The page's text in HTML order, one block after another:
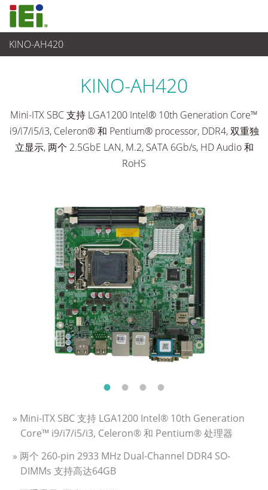
KINO-AH420
工业主板 > 单板
KINO-AH420
Mini-ITX SBC 支持 LGA1200 Intel® 10th Generation Core™
i9/i7/i5/i3, Celeron® 和 Pentium® processor, DDR4, 双重独
立显示, 两个 2.5GbE LAN, M.2, SATA 6Gb/s, HD Audio 和
RoHS
» Mini-ITX SBC 支持 LGA1200 Intel® 10th Generation
Core™ i9/i7/i5/i3, Celeron® 和 Pentium® 处理器
» 两个 260-pin 2933 MHz Dual-Channel DDR4 SO-
DIMMs 支持高达64GB